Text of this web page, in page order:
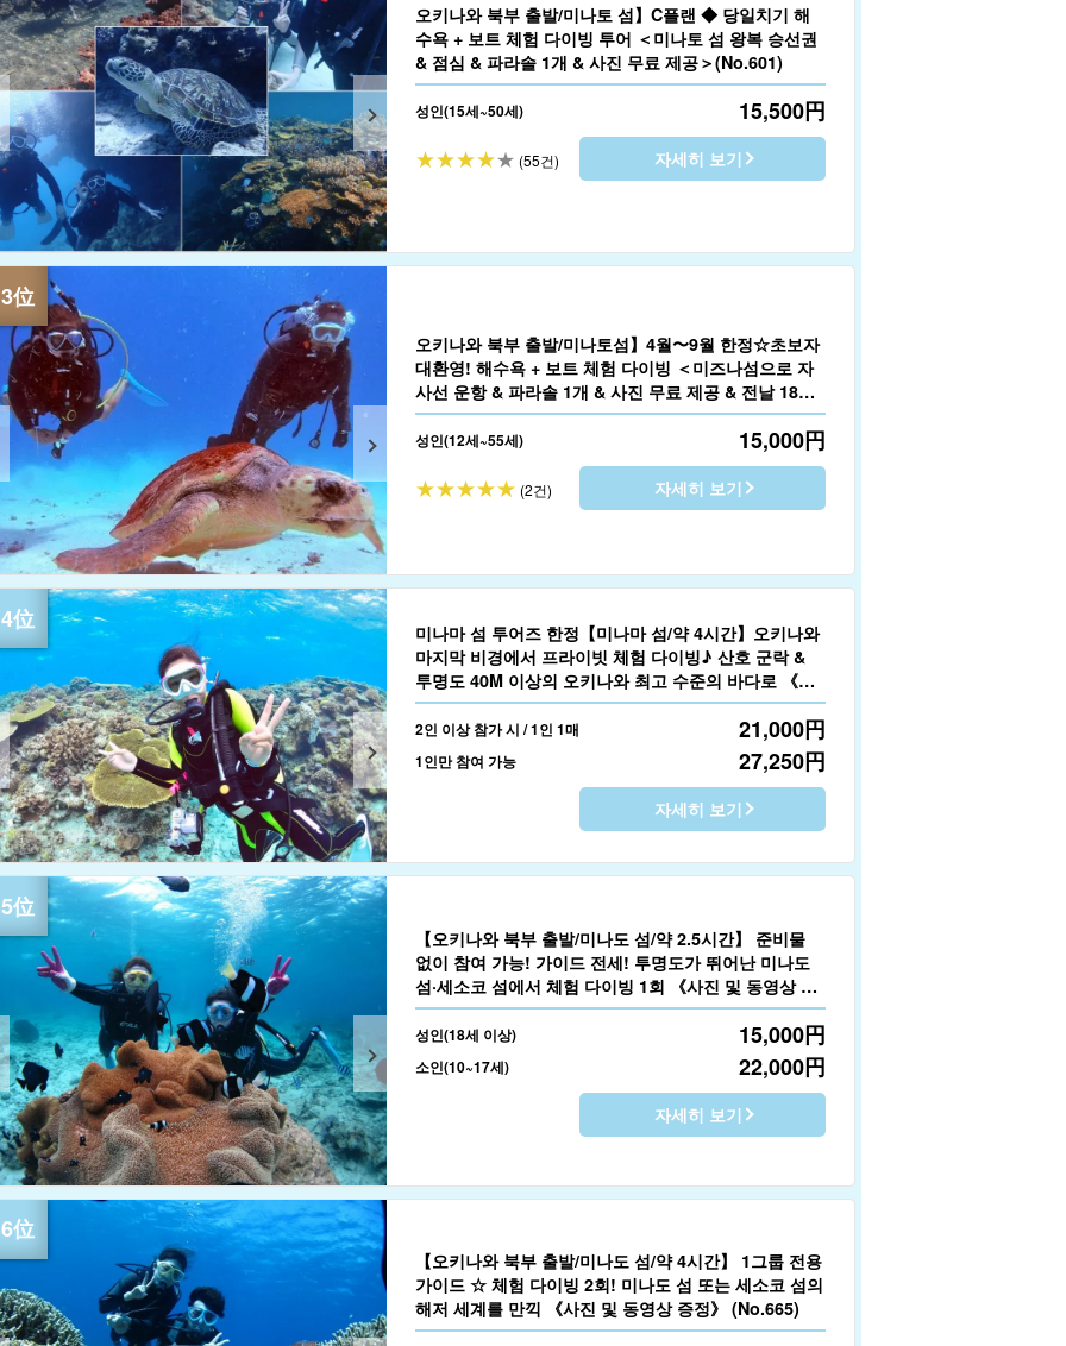
오키나와 북부 출발/미나토 섬】C플랜 ◆ 당일치기 해
수욕 + 보트 체험 다이빙 투어 ＜미나토 섬 왕복 승선권
& 점심 & 파라솔 1개 & 사진 무료 제공＞(No.601)
성인(15세~50세) 15,500円
(55건) 자세히 보기
오키나와 북부 출발/미나토섬】4월〜9월 한정☆초보자
대환영! 해수욕 + 보트 체험 다이빙 ＜미즈나섬으로 자
사선 운항 & 파라솔 1개 & 사진 무료 제공 & 전날 18시
까지 취소 수수료 없음＞(No.612)
성인(12세~55세) 15,000円
(2건) 자세히 보기
미나마 섬 투어즈 한정【미나마 섬/약 4시간】오키나와
마지막 비경에서 프라이빗 체험 다이빙♪ 산호 군락 &
투명도 40M 이상의 오키나와 최고 수준의 바다로 《수
중에서 촬영한 짧은 동영상 선물》(No.666)
2인 이상 참가 시 / 1인 1매 21,000円
1인만 참여 가능 27,250円
자세히 보기
【오키나와 북부 출발/미나도 섬/약 2.5시간】 준비물
없이 참여 가능! 가이드 전세! 투명도가 뛰어난 미나도
섬·세소코 섬에서 체험 다이빙 1회 《사진 및 동영상 증
정》(No.664)
성인(18세 이상) 15,000円
소인(10~17세) 22,000円
자세히 보기
【오키나와 북부 출발/미나도 섬/약 4시간】 1그룹 전용
가이드 ☆ 체험 다이빙 2회! 미나도 섬 또는 세소코 섬의
해저 세계를 만끽 《사진 및 동영상 증정》 (No.665)